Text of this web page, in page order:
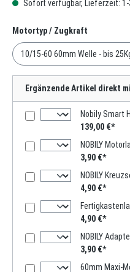
Sofort verfügbar, Lieferzeit: 1-
Motortyp / Zugkraft
Ergänzende Artikel direkt
139,00 €*
NOBILY
3,90 €*
4,90 €*
4,90 €*
NOBILY
3,90 €*